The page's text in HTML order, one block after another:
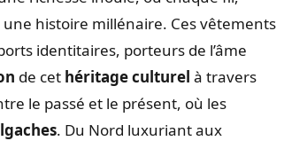
histoire millénaire. Ces vêtements
identitaires, porteurs de l’âme
de cet héritage culturel à travers
le passé et le présent, où les
. Du Nord luxuriant aux